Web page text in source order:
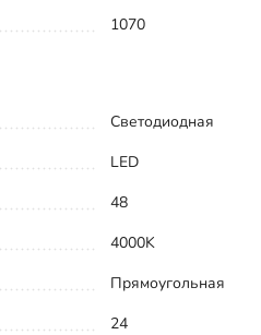
1070
Светодиодная
LED
48
4000K
Прямоугольная
24